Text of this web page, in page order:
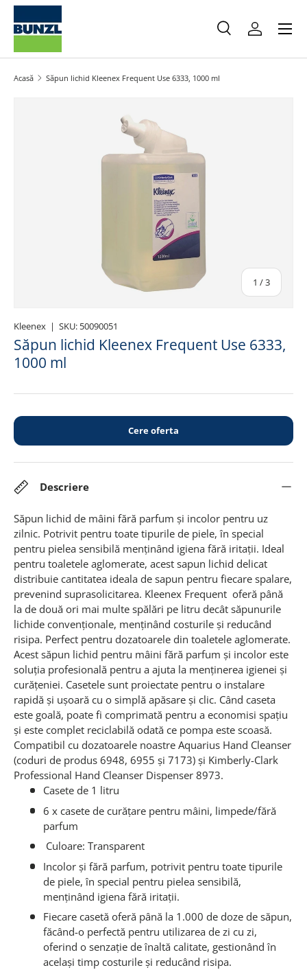
Salt la conținut
Caută
Caută
Meniu
Acasă Săpun lichid Kleenex Frequent Use 6333, 1000 ml
Salt la informațiile produsului
1 /din
3
Kleenex | SKU: 50090051
Săpun lichid Kleenex Frequent Use 6333,
1000 ml
Cere oferta
Descriere
Săpun lichid de mâini fără parfum și incolor pentru uz
zilnic. Potrivit pentru toate tipurile de piele, în special
pentru pielea sensibilă menținând igiena fără iritații. Ideal
pentru toaletele aglomerate, acest sapun lichid delicat
distribuie cantitatea ideala de sapun pentru fiecare spalare,
prevenind suprasolicitarea. Kleenex Frequent oferă până
la de două ori mai multe spălări pe litru decât săpunurile
lichide convenționale, menținând costurile și reducând
risipa. Perfect pentru dozatoarele din toaletele aglomerate.
Acest săpun lichid pentru mâini fără parfum și incolor este
soluția profesională pentru a ajuta la menținerea igienei și
curățeniei. Casetele sunt proiectate pentru o instalare
rapidă și ușoară cu o simplă apăsare și clic. Când caseta
este goală, poate fi comprimată pentru a economisi spațiu
și este complet reciclabilă odată ce pompa este scoasă.
Compatibil cu dozatoarele noastre Aquarius Hand Cleanser
(coduri de produs 6948, 6955 și 7173) și Kimberly-Clark
Professional Hand Cleanser Dispenser 8973.
Casete de 1 litru
6 x casete de curățare pentru mâini, limpede/fără
parfum
Culoare: Transparent
Incolor și fără parfum, potrivit pentru toate tipurile
de piele, în special pentru pielea sensibilă,
menținând igiena fără iritații.
Fiecare casetă oferă până la 1.000 de doze de săpun,
făcând-o perfectă pentru utilizarea de zi cu zi,
oferind o senzație de înaltă calitate, gestionând în
același timp costurile și reducând risipa.